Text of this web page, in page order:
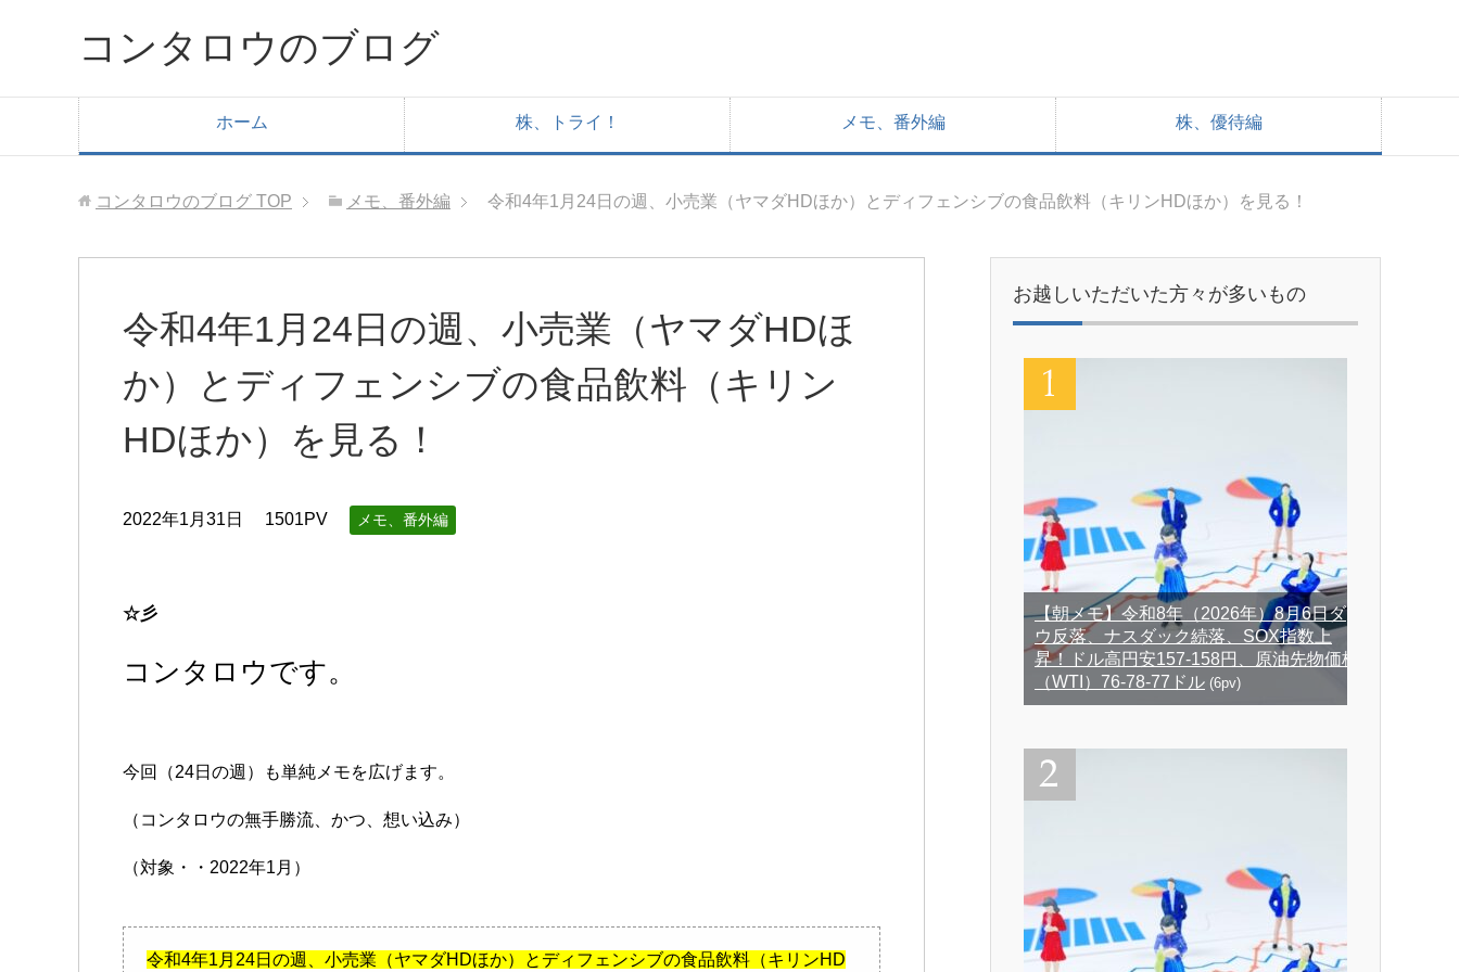
コンタロウのブログ
ホーム 株、トライ！ メモ、番外編 株、優待編
コンタロウのブログ TOP メモ、番外編 令和4年1月24日の週、小売業（ヤマダHDほか）とディフェンシブの食品飲料（キリンHDほか）を見る！
令和4年1月24日の週、小売業（ヤマダHDほ
か）とディフェンシブの食品飲料（キリン
HDほか）を見る！
2022年1月31日 1501PV メモ、番外編
☆彡
コンタロウです。
今回（24日の週）も単純メモを広げます。
（コンタロウの無手勝流、かつ、想い込み）
（対象・・2022年1月）
令和4年1月24日の週、小売業（ヤマダHDほか）とディフェンシブの食品飲料（キリンHD
お越しいただいた方々が多いもの
【朝メモ】令和8年（2026年）8月6日ダ
ウ反落、ナスダック続落、SOX指数上
昇！ドル高円安157-158円、原油先物価格
（WTI）76-78-77ドル (6pv)